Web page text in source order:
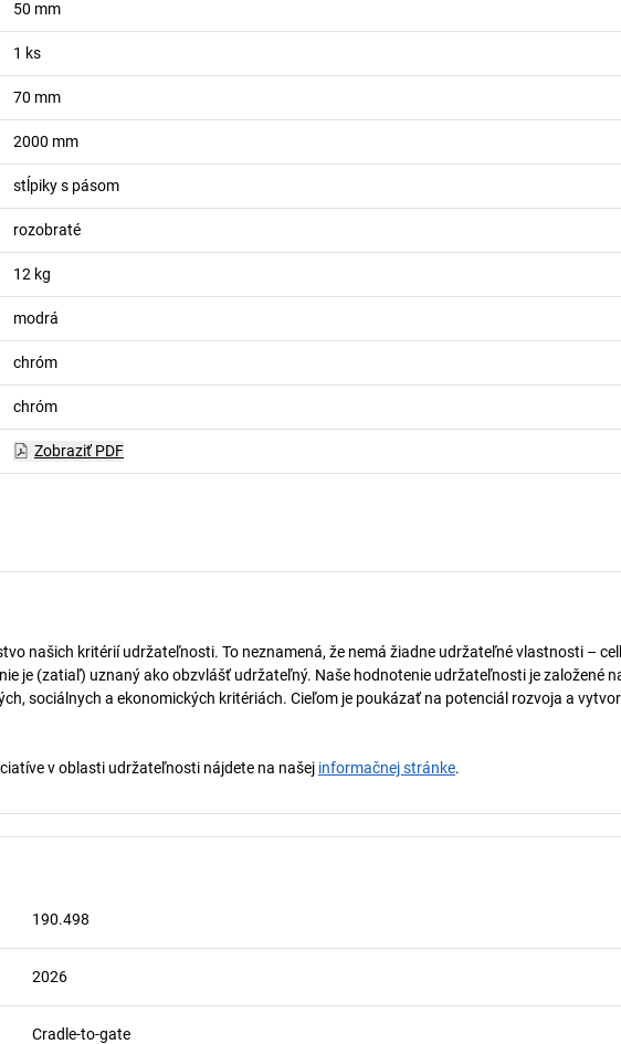
50 mm
1 ks
70 mm
2000 mm
stĺpiky s pásom
rozobraté
12 kg
modrá
chróm
chróm
Zobraziť PDF
našich kritérií udržateľnosti. To neznamená, že nemá žiadne udržateľné vlastnosti –
je (zatiaľ) uznaný ako obzvlášť udržateľný. Naše hodnotenie udržateľnosti je založené
sociálnych a ekonomických kritériách. Cieľom je poukázať na potenciál rozvoja a
v oblasti udržateľnosti nájdete na našej informačnej stránke.
190.498
2026
Cradle-to-gate